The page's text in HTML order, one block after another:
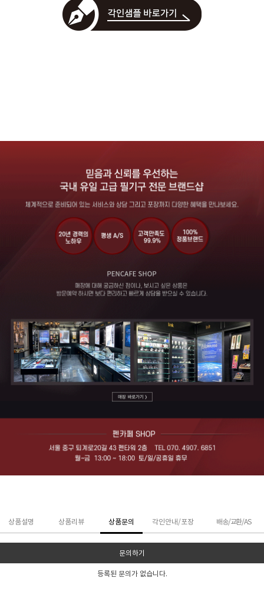
상품설명 상품리뷰 상품문의 각인안내/포장 배송/교환/AS
문의하기
등록된 문의가 없습니다.